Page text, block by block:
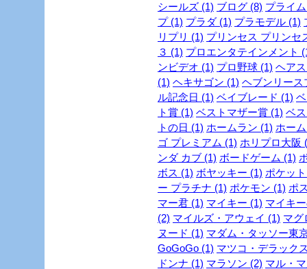
シールズ (1) ブログ (8) プライ
プ (1) プラダ (1) プラモデル (1)
リプリ (1) プリンセス プリンセ
３ (1) プロエンタテインメント
ンビデオ (1) プロ野球 (1) ヘア
(1) ヘキサゴン (1) ヘブンリース
ル記念日 (1) ベイブレード (1)
ト賞 (1) ベストマザー賞 (1) ベ
トの日 (1) ホームラン (1) ホー
ゴ プレミアム (1) ホリプロ大阪
ンダ カブ (1) ボードゲーム (1)
ボス (1) ボヤッキー (1) ポケッ
ー プラチナ (1) ポケモン (1) ポ
マー君 (1) マイキー (1) マイキ
(2) マイルズ・アウェイ (1) マグ
ヌード (1) マダム・タッソー東
GoGoGo (1) マツコ・デラック
ドンナ (1) マラソン (2) マル・